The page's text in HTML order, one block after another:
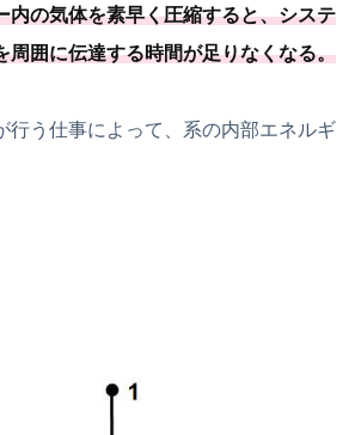
内の気体を素早く圧縮すると、システ
周囲に伝達する時間が足りなくなる。
行う仕事によって、系の内部エネルギ